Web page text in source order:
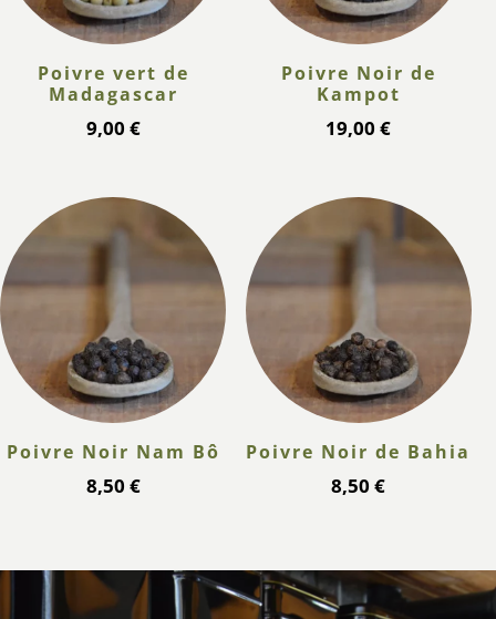
Poivre vert de
Madagascar
9,00 €
Poivre Noir de
Kampot
19,00€
Poivre Noir Nam Bô
8,50 €
Poivre Noir de Bahia
8,50€